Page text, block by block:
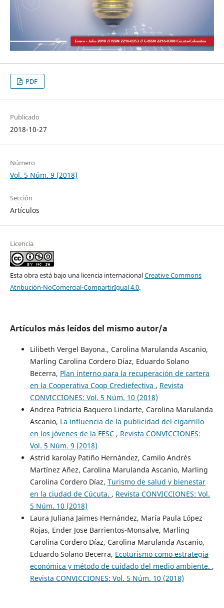
PDF
Publicado
2018-10-27
Número
Vol. 5 Núm. 9 (2018)
Sección
Artículos
Licencia
Esta obra está bajo una licencia internacionalCreative Commons
Atribución-NoComercial-CompartirIgual 4.0.
Artículos más leídos del mismo autor/a
Lilibeth Vergel Bayona., Carolina Marulanda Ascanio,
Marling Carolina Cordero Díaz, Eduardo Solano
Becerra, Plan interno para la recuperación de cartera
en la Cooperativa Coop Crediefectiva , Revista
CONVICCIONES: Vol. 5 Núm. 10 (2018)
Andrea Patricia Baquero Lindarte, Carolina Marulanda
Ascanio, La influencia de la publicidad del cigarrillo
en los jóvenes de la FESC , Revista CONVICCIONES:
Vol. 5 Núm. 9 (2018)
Astrid karolay Patiño Hernández, Camilo Andrés
Martínez Añez, Carolina Marulanda Ascanio, Marling
Carolina Cordero Díaz, Turismo de salud y bienestar
en la ciudad de Cúcuta. , Revista CONVICCIONES: Vol.
5 Núm. 10 (2018)
Laura Juliana Jaimes Hernández, María Paula López
Rojas, Ender Jose Barrientos-Monsalve, Marling
Carolina Cordero Díaz, Carolina Marulanda Ascanio,
Eduardo Solano Becerra, Ecoturismo como estrategia
económica y método de cuidado del medio ambiente. ,
Revista CONVICCIONES: Vol. 5 Núm. 10 (2018)